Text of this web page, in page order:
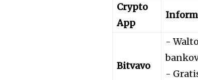
Crypto
App
Bitvavo
-
-